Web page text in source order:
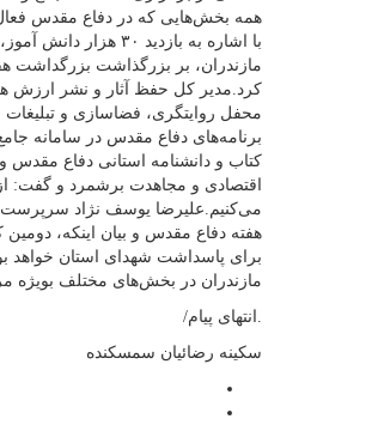
همه بخش‌هایی که در دفاع مقدس
با اشاره به
مازندران، بر بزرگذاشت
کرد.مدیر کل حفظ آثار و نشر ارزش
محفل روایتگری، فضاسازی و تبلیغات
برنامه‌های دفاع مقدس در سامانه
کتاب و دانشنامه استانی دفاع
اقتصادی و مجاهدت برشمرد و گفت:
می‌کنیم.علیرضا یوسف نژاد
برای پاسداشت شهدای استان خواهد
مازندران در بخش‌های مختلف بویژه
.انتهای پیام/
سکینه رضائیان سمسکنده